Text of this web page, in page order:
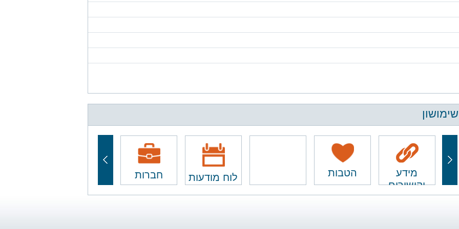
שימושון
חברות לוח מודעות הטבות
מידע
וקישורים